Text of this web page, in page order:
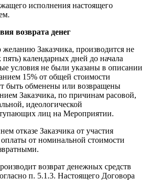
исполнения настоящего
возврата денег
Заказчика, производится не
пять) календарных дней до начала
условия не были указаны в описании
15% от общей стоимости
быть обменены или возвращены
Заказчика, по причинам расовой,
идеологической
лиц на Мероприятии.
отказе Заказчика от участия
от номинальной стоимости
возврат денежных средств
п. 5.1.3. Настоящего Договора